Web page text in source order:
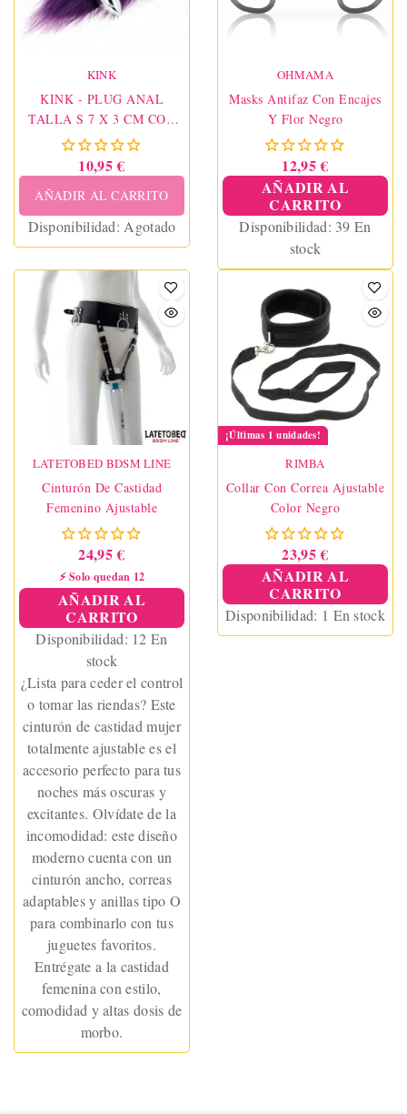
KINK
KINK - PLUG ANAL
TALLA S 7 X 3 CM CON
COLA SINTÉTICA 40 CM
VIOLETA
10,95 €
AÑADIR AL CARRITO
Disponibilidad: Agotado
OHMAMA
Masks Antifaz Con Encajes
Y Flor Negro
12,95 €
AÑADIR AL
CARRITO
Disponibilidad: 39 En
stock
LATETOBED BDSM LINE
Cinturón De Castidad
Femenino Ajustable
24,95 €
⚡ Solo quedan 12
AÑADIR AL
CARRITO
Disponibilidad: 12 En
stock
¿Lista para ceder el control
o tomar las riendas? Este
cinturón de castidad mujer
totalmente ajustable es el
accesorio perfecto para tus
noches más oscuras y
excitantes. Olvídate de la
incomodidad: este diseño
moderno cuenta con un
cinturón ancho, correas
adaptables y anillas tipo O
para combinarlo con tus
juguetes favoritos.
Entrégate a la castidad
femenina con estilo,
comodidad y altas dosis de
morbo.
¡Últimas 1 unidades!
RIMBA
Collar Con Correa Ajustable
Color Negro
23,95 €
AÑADIR AL
CARRITO
Disponibilidad: 1 En stock